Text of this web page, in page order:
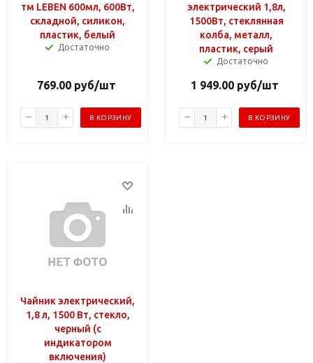
тм LEBEN 600мл, 600Вт,
складной, силикон,
пластик, белый
Достаточно
769.00руб/шт
В КОРЗИНУ
электрический 1,8л,
1500Вт, стеклянная
колба, металл,
пластик, серый
Достаточно
1 949.00 руб/шт
В КОРЗИНУ
Чайник электрический,
1,8 л, 1500 Вт, стекло,
черный (с
индикатором
включения)